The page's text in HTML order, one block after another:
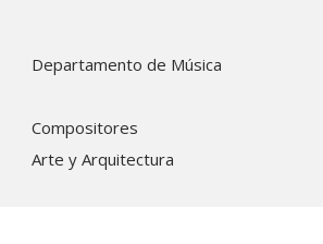
Departamento de Música
Compositores
Arte y Arquitectura